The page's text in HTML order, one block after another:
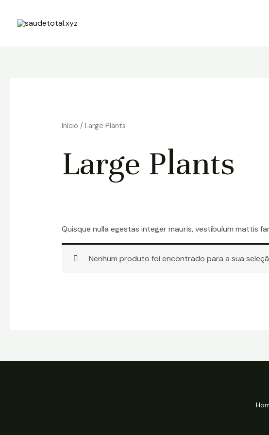
Início / Large Plants
Large Plants
Quisque nulla egestas integer mauris, vestibulum mattis
Nenhum produto foi encontrado para a sua